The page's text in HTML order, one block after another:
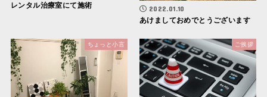
レンタル治療室にて施術 2022.01.10
あけましておめでとうございます
ちょっと小言 ご挨拶